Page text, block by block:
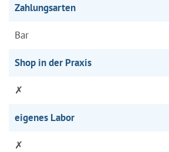
Zahlungsarten
Bar
Shop in der Praxis
✗
eigenes Labor
✗